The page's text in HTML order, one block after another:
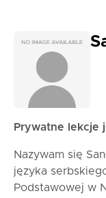
✅ Lekcje mogą
✅ Zapisy są w
Prywatne lekcje
Nazywam się
języka
Podstawowej w